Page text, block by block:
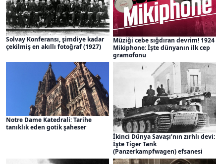
Solvay Konferansı, şimdiye kadar
çekilmiş en akıllı fotoğraf (1927)
Müziği cebe sığdıran devrim! 1924
Mikiphone: İşte dünyanın ilk cep
gramofonu
Notre Dame Katedrali: Tarihe
tanıklık eden gotik şaheser
İkinci Dünya Savaşı’nın zırhlı devi:
İşte Tiger Tank
(Panzerkampfwagen) efsanesi